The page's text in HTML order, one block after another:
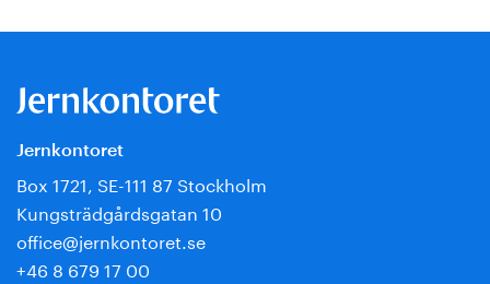
Jernkontoret
Box 1721, SE-111 87 Stockholm
Kungsträdgårdsgatan 10
office@jernkontoret.se
+46 8 679 17 00